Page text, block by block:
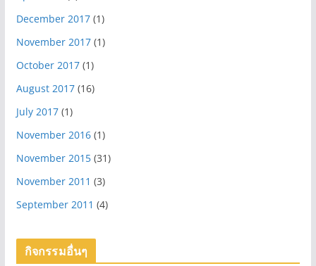
December 2017(1)
November 2017(1)
October 2017(1)
August 2017(16)
July 2017(1)
November 2016(1)
November 2015(31)
November 2011 (3)
September 2011 (4)
กิจกรรมอื่นๆ